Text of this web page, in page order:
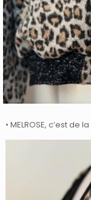
• MELROSE, c’est de